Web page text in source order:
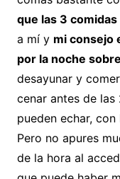
que las 3
a mí y mi consejo
por la noche
desayunar y
cenar antes de
pueden echar,
Pero no apures
de la hora al